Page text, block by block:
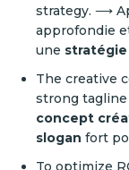
strategy. ⟶
approfondie
une
The creative
strong
concept
slogan fort
To optimize